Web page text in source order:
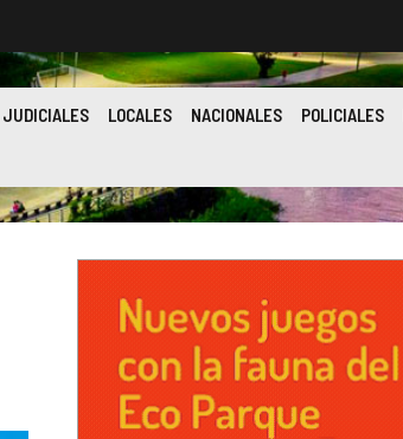
JUDICIALES LOCALES NACIONALES POLICIALES